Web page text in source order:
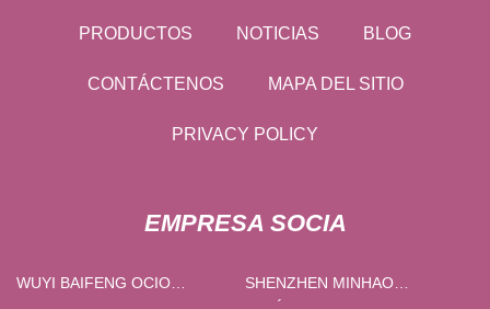
PRODUCTOS NOTICIAS BLOG
CONTÁCTENOS MAPA DEL SITIO
PRIVACY POLICY
EMPRESA SOCIA
WUYI BAIFENG OCIO
SHENZHEN MINHAO